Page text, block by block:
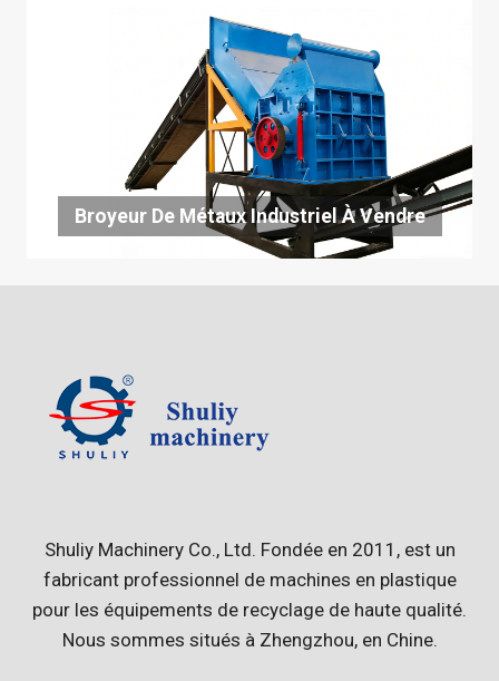
Broyeur De Métaux Industriel À Vendre
Shuliy Machinery Co., Ltd. Fondée en 2011, est un
fabricant professionnel de machines en plastique
pour les équipements de recyclage de haute qualité.
Nous sommes situés à Zhengzhou, en Chine.